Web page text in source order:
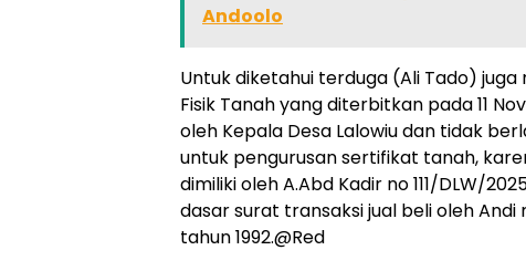
Andoolo
Untuk diketahui terduga (Ali Tado)
Fisik Tanah yang diterbitkan pada 11
oleh Kepala Desa Lalowiu dan tidak
untuk pengurusan sertifikat tanah,
dimiliki oleh A.Abd Kadir no 111/DLW/
dasar surat transaksi jual beli oleh
tahun 1992.@Red